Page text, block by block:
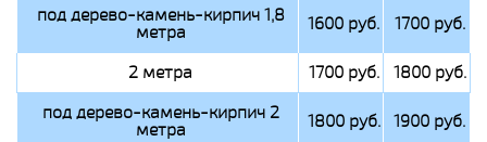
под дерево-камень-кирпич 1,8
метра 1600 руб. 1700 руб.
2 метра 1700 руб.
1800 руб.
под дерево-камень-кирпич 2
метра 1800 руб. 1900 руб.